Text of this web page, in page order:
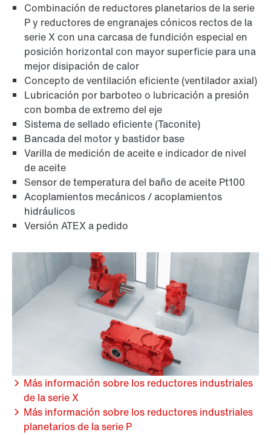
Combinación de reductores planetarios de la serie
P y reductores de engranajes cónicos rectos de la
serie X con una carcasa de fundición especial en
posición horizontal con mayor superficie para una
mejor disipación de calor
Concepto de ventilación eficiente (ventilador axial)
Lubricación por barboteo o lubricación a presión
con bomba de extremo del eje
Sistema de sellado eficiente (Taconite)
Bancada del motor y bastidor base
Varilla de medición de aceite e indicador de nivel
de aceite
Sensor de temperatura del baño de aceite Pt100
Acoplamientos mecánicos / acoplamientos
hidráulicos
Versión ATEX a pedido
Más información sobre los reductores industriales
de la serie X
Más información sobre los reductores industriales
planetarios de la serie P